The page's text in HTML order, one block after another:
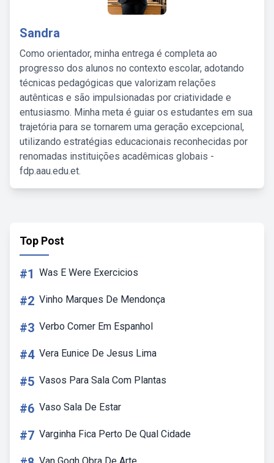
Sandra
Como orientador, minha entrega é completa ao
progresso dos alunos no contexto escolar, adotando
técnicas pedagógicas que valorizam relações
autênticas e são impulsionadas por criatividade e
entusiasmo. Minha meta é guiar os estudantes em sua
trajetória para se tornarem uma geração excepcional,
utilizando estratégias educacionais reconhecidas por
renomadas instituições acadêmicas globais -
fdp.aau.edu.et.
Top Post
#1 Was E Were Exercicios
#2 Vinho Marques De Mendonça
#3 Verbo Comer Em Espanhol
#4 Vera Eunice De Jesus Lima
#5 Vasos Para Sala Com Plantas
#6 Vaso Sala De Estar
#7 Varginha Fica Perto De Qual Cidade